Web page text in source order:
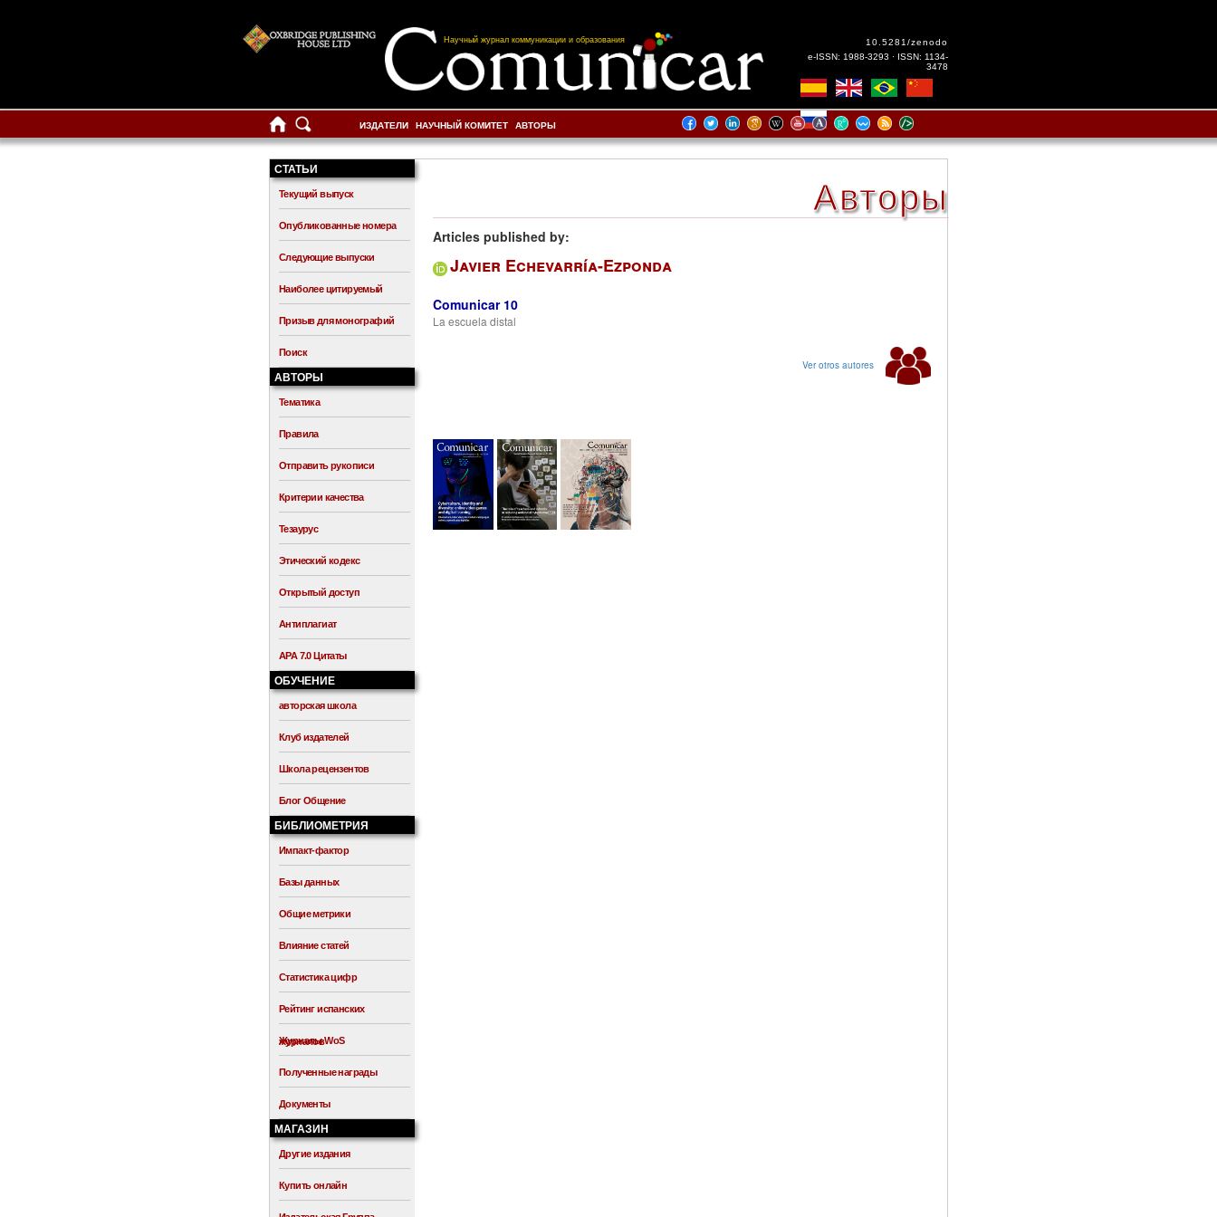
Научный журнал коммуникации и образования
10.5281/zenodo
e-ISSN: 1988-3293 · ISSN: 1134-
3478
ИЗДАТЕЛИ НАУЧНЫЙ КОМИТЕТ АВТОРЫ
СТАТЬИ
Текущий выпуск
Опубликованные номера
Следующие выпуски
Наиболее цитируемый
Призыв для монографий
Поиск
АВТОРЫ
Тематика
Правила
Отправить рукописи
Критерии качества
Тезаурус
Этический кодекс
Открытый доступ
Антиплагиат
APA 7.0 Цитаты
ОБУЧЕНИЕ
авторская школа
Клуб издателей
Школа рецензентов
Блог Общение
БИБЛИОМЕТРИЯ
Импакт-фактор
Базы данных
Общие метрики
Влияние статей
Статистика цифр
Рейтинг испанских
журналов
Журналы WoS
Полученные награды
Документы
МАГАЗИН
Другие издания
Купить онлайн
Авторы
Articles published by:
Javier Echevarría-Ezponda
Comunicar 10
La escuela distal
Ver otros autores